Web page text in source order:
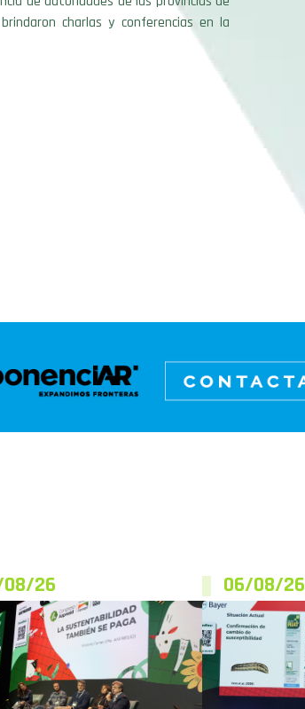
charlas y conferencias en la
26 06/08/26